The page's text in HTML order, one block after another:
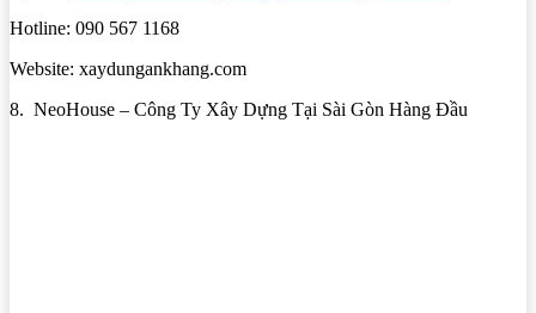
Hotline: 090 567 1168
Website: xaydungankhang.com
8. NeoHouse – Công Ty Xây Dựng Tại Sài Gòn Hàng Đầu